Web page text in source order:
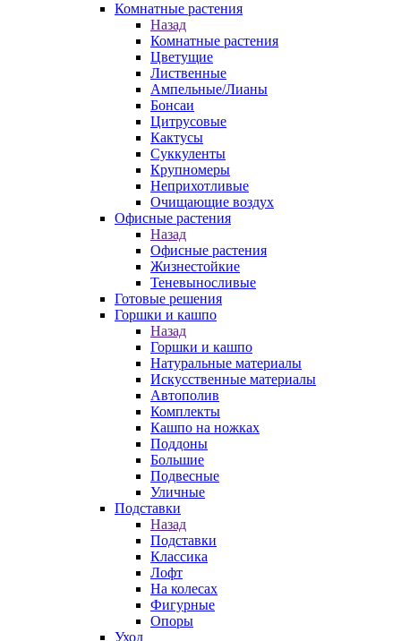
Комнатные растения
Назад
Комнатные растения
Цветущие
Лиственные
Ампельные/Лианы
Бонсаи
Цитрусовые
Кактусы
Суккуленты
Крупномеры
Неприхотливые
Очищающие воздух
Офисные растения
Назад
Офисные растения
Жизнестойкие
Теневыносливые
Готовые решения
Горшки и кашпо
Назад
Горшки и кашпо
Натуральные материалы
Искусственные материалы
Автополив
Комплекты
Кашпо на ножках
Поддоны
Большие
Подвесные
Уличные
Подставки
Назад
Подставки
Классика
Лофт
На колесах
Фигурные
Опоры
Уход